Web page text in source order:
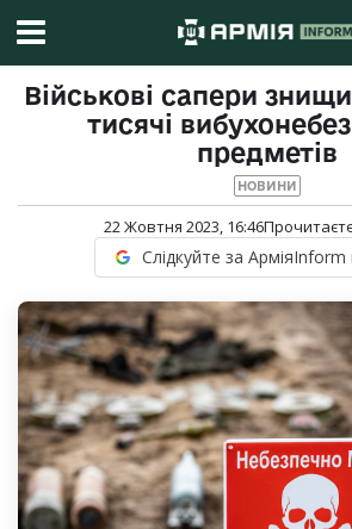
Військові сапери
тисячі
предметів
НОВИНИ
22 Жовтня 2023, 16:46
Слідкуйте за